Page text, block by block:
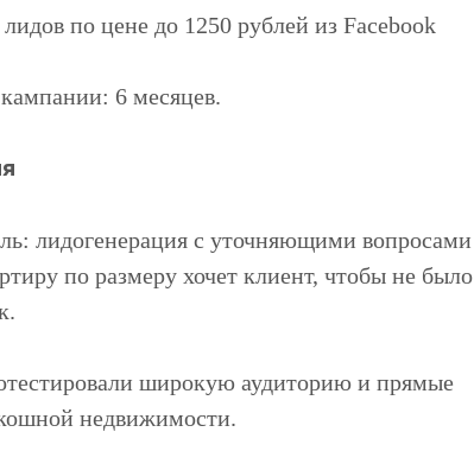
по цене до 1250 рублей из Facebook
6 месяцев.
лидогенерация с уточняющими вопросами
по размеру хочет клиент, чтобы не было
широкую аудиторию и прямые
недвижимости.